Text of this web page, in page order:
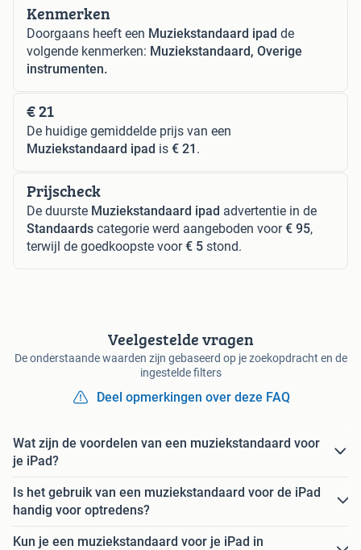
Kenmerken
Doorgaans heeft een Muziekstandaard ipad de
volgende kenmerken: Muziekstandaard, Overige
instrumenten.
€ 21
De huidige gemiddelde prijs van een
Muziekstandaard ipad is € 21 .
Prijscheck
De duurste Muziekstandaard ipad advertentie in de
Standaards categorie werd aangeboden voor€ 95,
terwijl de goedkoopste voor€ 5 stond.
Veelgestelde vragen
De onderstaande waarden zijn gebaseerd op je zoekopdracht en de
ingestelde filters
Deel opmerkingen over deze FAQ
Wat zijn de voordelen van een muziekstandaard voor
je iPad?
Is het gebruik van een muziekstandaard voor de iPad
handig voor optredens?
Kun je een muziekstandaard voor je iPad in